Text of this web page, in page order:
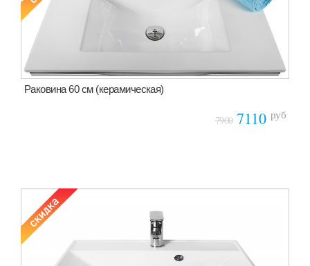
Раковина 60 см (керамическая)
79007110 руб